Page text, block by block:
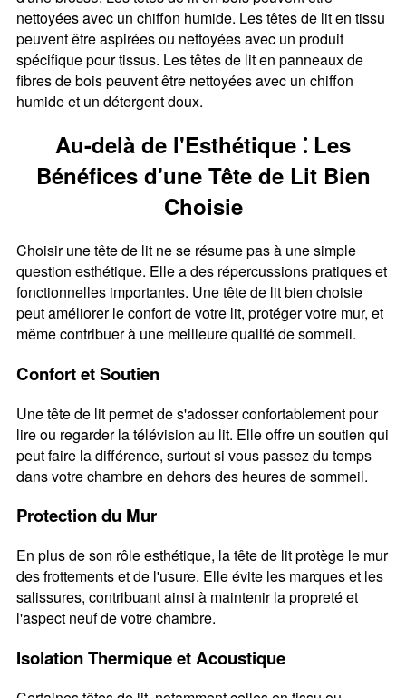
nettoyées avec un chiffon humide. Les têtes de lit en tissu
peuvent être aspirées ou nettoyées avec un produit
spécifique pour tissus. Les têtes de lit en panneaux de
fibres de bois peuvent être nettoyées avec un chiffon
humide et un détergent doux.
Au-delà de l'Esthétique ⁚ Les
Bénéfices d'une Tête de Lit Bien
Choisie
Choisir une tête de lit ne se résume pas à une simple
question esthétique. Elle a des répercussions pratiques et
fonctionnelles importantes. Une tête de lit bien choisie
peut améliorer le confort de votre lit, protéger votre mur, et
même contribuer à une meilleure qualité de sommeil.
Confort et Soutien
Une tête de lit permet de s'adosser confortablement pour
lire ou regarder la télévision au lit. Elle offre un soutien qui
peut faire la différence, surtout si vous passez du temps
dans votre chambre en dehors des heures de sommeil.
Protection du Mur
En plus de son rôle esthétique, la tête de lit protège le mur
des frottements et de l'usure. Elle évite les marques et les
salissures, contribuant ainsi à maintenir la propreté et
l'aspect neuf de votre chambre.
Isolation Thermique et Acoustique